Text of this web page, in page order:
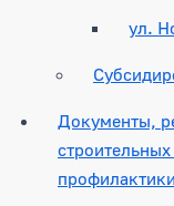
ул.
Документы,